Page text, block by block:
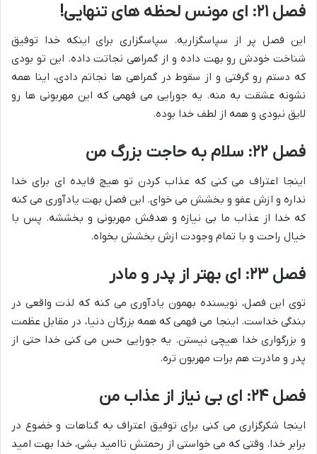
فصل ۲۱: ای مونس لحظه های تنهایی!
این فصل پر از سپاسگزاریه. سپاسگزاری برای اینکه خدا توفیق
شناخت خودش رو بهت داده و از گمراهی نجاتت داده. این تو بودی
که دستم رو گرفتی و از سقوط در گمراهی ها نجاتم دادی، اینا همه
نشونه عشقت به منه. یه جورایی می فهمی که این مهربونی ها رو
لایق نبودی و همه از لطف خدا بوده.
فصل ۲۲: سلام به حاجت بزرگ من
اینجا اعتراف می کنی که عذاب کردن تو هیچ فایده ای برای خدا
نداره و ازش عفو و بخشش می خوای. این فصل بهت یادآوری می کنه
که خدا از عذاب ما بی نیازه و هدفش مهربونی و بخششه. پس با
خیال راحت و با تمام وجودت ازش بخشش بخواه.
فصل ۲۳: ای بهتر از پدر و مادر
توی این فصل، نویسنده بهمون یادآوری می کنه که لذت واقعی در
بندگی خداست. اینجا می فهمی که همه بزرگان دنیا، در مقابل عظمت
و بزرگواری خدا هیچی نیستن. یه جورایی حس می کنی خدا حتی از
پدر و مادرت هم برات مهربون تره.
فصل ۲۴: ای بی نیاز از عذاب من
اینجا شکرگزاری می کنی برای توفیق اعتراف به گناهات و خضوع در
برابر خدا. وقتی که می خواستی از رحمتش ناامید بشی، خدا بهت امید